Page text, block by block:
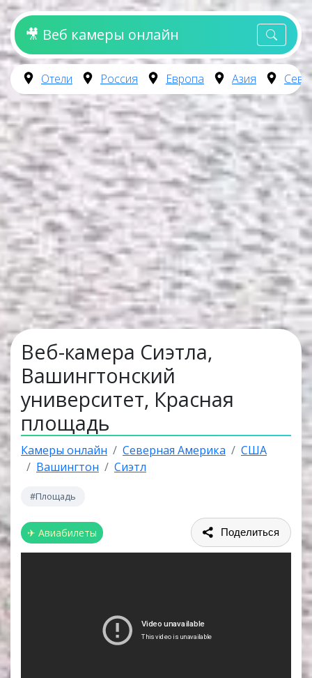
🎥 Веб камеры онлайн
Отели Россия Европа Азия
Веб-камера Сиэтла,
Вашингтонский
университет, Красная
площадь
Камеры онлайн Северная Америка
США
Вашингтон
Сиэтл
#Площадь
✈ Авиабилеты Поделиться